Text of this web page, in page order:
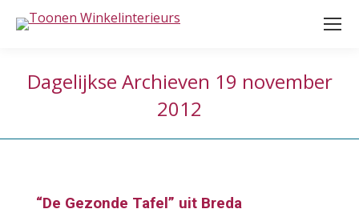
Dagelijkse Archieven 19 november
2012
“De Gezonde Tafel” uit Breda